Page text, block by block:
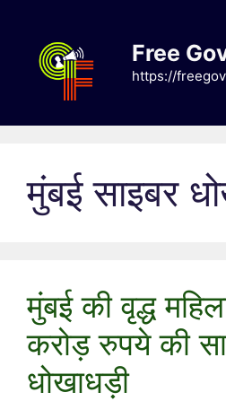
content
Free
https://
मुंबई साइबर
मुंबई की वृद्ध
करोड़ रुपये की
धोखाधड़ी